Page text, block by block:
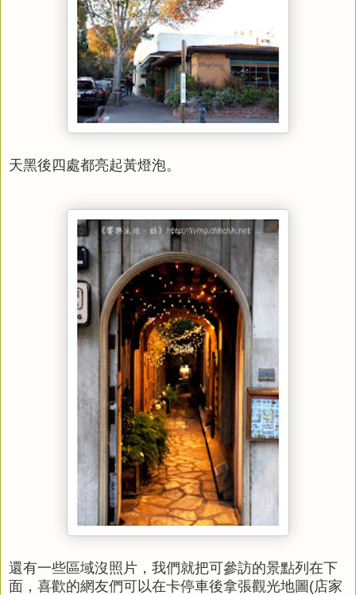
天黑後四處都亮起黃燈泡。
還有一些區域沒照片，我們就把可參訪的景點列在下
面，喜歡的網友們可以在卡停車後拿張觀光地圖(店家